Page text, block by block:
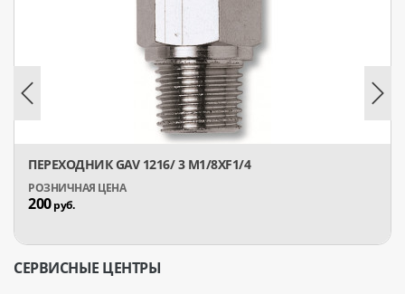
ПЕРЕХОДНИК GAV 1216/ 3 М1/8XF1/4
200руб.
СЕРВИСНЫЕ ЦЕНТРЫ